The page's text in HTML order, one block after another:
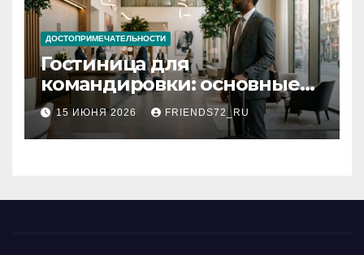
ДОСТОПРИМЕЧАТЕЛЬНОСТИ
Гостиница для
командировки: основные
критерии выбора
15 ИЮНЯ 2026 FRIENDS72_RU